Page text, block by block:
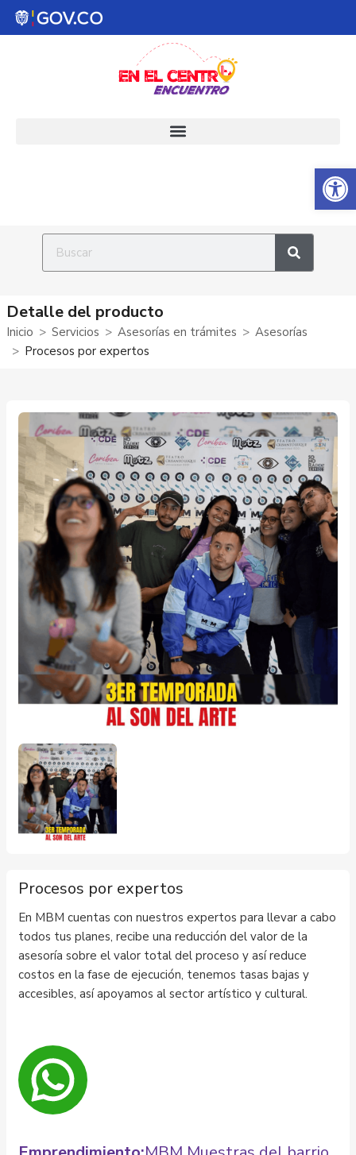
Abrir
Detalle del producto
Inicio Servicios Asesorías en trámites
Asesorías
Procesos por expertos
Procesos por expertos
En MBM cuentas con nuestros expertos para llevar a cabo
todos tus planes, recibe una reducción del valor de la
asesoría sobre el valor total del proceso y así reduce
costos en la fase de ejecución, tenemos tasas bajas y
accesibles, así apoyamos al sector artístico y cultural.